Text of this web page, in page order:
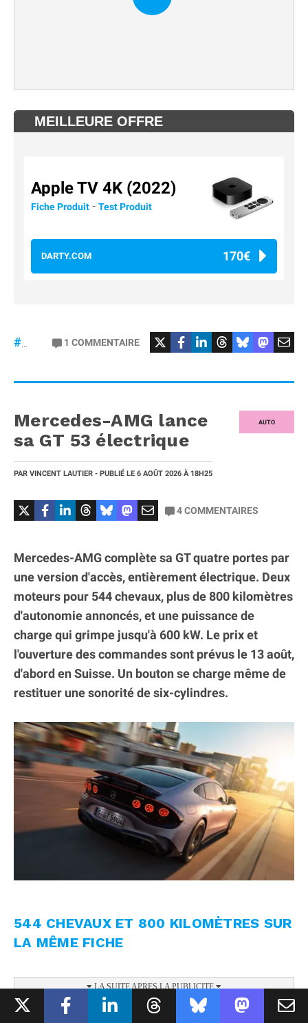
MEILLEURE OFFRE
Apple TV 4K (2022)
Fiche Produit - Test Produit
DARTY.COM 170€
#DisneyPlus #Football #liga
1 COMMENTAIRE
AUTO
Mercedes-AMG lance
sa GT 53 électrique
PAR VINCENT LAUTIER - PUBLIÉ LE 6 AOÛT 2026 À 18H25
4COMMENTAIRES
Mercedes-AMG complète sa GT quatre portes par
une version d'accès, entièrement électrique. Deux
moteurs pour 544 chevaux, plus de 800 kilomètres
d'autonomie annoncés, et une puissance de
charge qui grimpe jusqu'à 600 kW. Le prix et
l'ouverture des commandes sont prévus le 13 août,
d'abord en Suisse. Un bouton se charge même de
restituer une sonorité de six-cylindres.
544 CHEVAUX ET 800 KILOMÈTRES SUR
LA MÊME FICHE